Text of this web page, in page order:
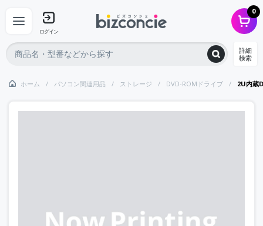
ログイン
0
詳細
検索
ホーム パソコン関連用品 ストレージ DVD-ROMドライブ 2U内蔵